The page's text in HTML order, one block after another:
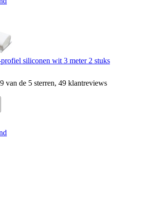
siliconen wit 3 meter 2 stuks
van de 5 sterren, 49 klantreviews